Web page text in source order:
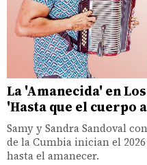
La 'Amanecida' en
'Hasta que el cuerpo
Samy y Sandra Sandoval
de la Cumbia inician el
hasta el amanecer.